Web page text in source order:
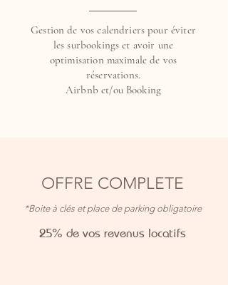
Gestion de vos calendriers pour éviter
les surbookings et avoir une
optimisation maximale de vos
réservations.
Airbnb et/ou Booking
OFFRE COMPLETE
*Boite à clés et place de parking obligatoire
25% de vos revenus locatifs